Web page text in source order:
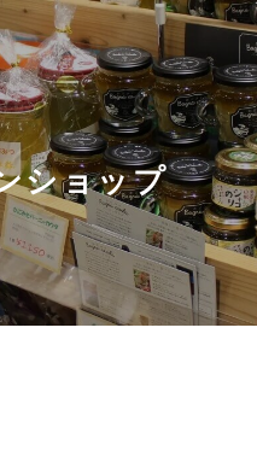
ショップ